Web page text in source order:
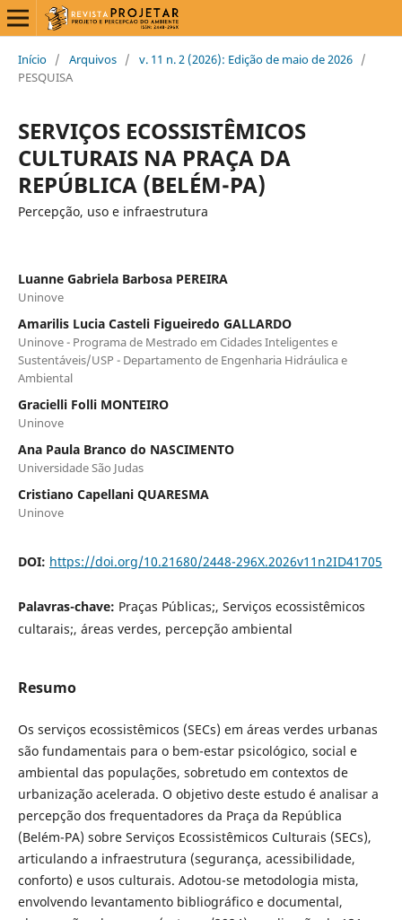
Início / Arquivos / v. 11 n. 2 (2026): Edição de maio de 2026 /
PESQUISA
SERVIÇOS ECOSSISTÊMICOS
CULTURAIS NA PRAÇA DA
REPÚBLICA (BELÉM-PA)
Percepção, uso e infraestrutura
Luanne Gabriela Barbosa PEREIRA
Uninove
Amarilis Lucia Casteli Figueiredo GALLARDO
Uninove - Programa de Mestrado em Cidades Inteligentes e
Sustentáveis/USP - Departamento de Engenharia Hidráulica e
Ambiental
Gracielli Folli MONTEIRO
Uninove
Ana Paula Branco do NASCIMENTO
Universidade São Judas
Cristiano Capellani QUARESMA
Uninove
DOI: https://doi.org/10.21680/2448-296X.2026v11n2ID41705
Palavras-chave: Praças Públicas;, Serviços ecossistêmicos
cultarais;, áreas verdes, percepção ambiental
Resumo
Os serviços ecossistêmicos (SECs) em áreas verdes urbanas
são fundamentais para o bem-estar psicológico, social e
ambiental das populações, sobretudo em contextos de
urbanização acelerada. O objetivo deste estudo é analisar a
percepção dos frequentadores da Praça da República
(Belém-PA) sobre Serviços Ecossistêmicos Culturais (SECs),
articulando a infraestrutura (segurança, acessibilidade,
conforto) e usos culturais. Adotou-se metodologia mista,
envolvendo levantamento bibliográfico e documental,